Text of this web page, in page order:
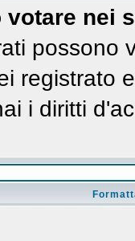
nei
possono
registrato
i diritti